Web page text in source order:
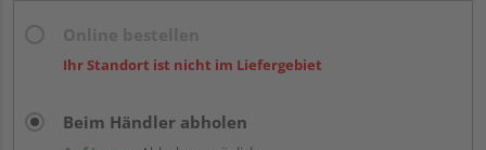
Ihr Standort ist nicht im Liefergebiet
Beim Händler abholen